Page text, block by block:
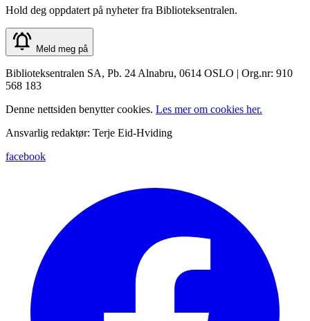
Hold deg oppdatert på nyheter fra Biblioteksentralen.
Meld meg på
Biblioteksentralen SA, Pb. 24 Alnabru, 0614 OSLO | Org.nr: 910
568 183
Denne nettsiden benytter cookies. Les mer om cookies her.
Ansvarlig redaktør: Terje Eid-Hviding
facebook